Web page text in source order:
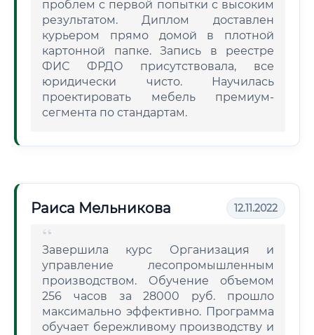
проблем с первой попытки с высоким
результатом. Диплом доставлен
курьером прямо домой в плотной
картонной папке. Запись в реестре
ФИС ФРДО присутствовала, все
юридически чисто. Научилась
проектировать мебель премиум-
сегмента по стандартам.
Раиса Мельникова 12.11.2022
Завершила курс Организация и
управление лесопромышленным
производством. Обучение объемом
256 часов за 28000 руб. прошло
максимально эффективно. Программа
обучает бережливому производству и